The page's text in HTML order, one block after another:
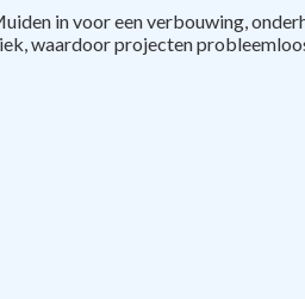
in voor een verbouwing,
waardoor projecten